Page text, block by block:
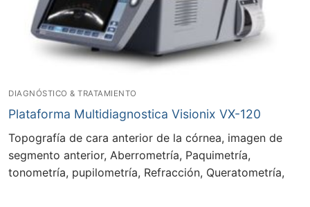
DIAGNÓSTICO & TRATAMIENTO
Plataforma Multidiagnostica Visionix VX-120
Topografía de cara anterior de la córnea, imagen de
segmento anterior, Aberrometría, Paquimetría,
tonometría, pupilometría, Refracción, Queratometría,